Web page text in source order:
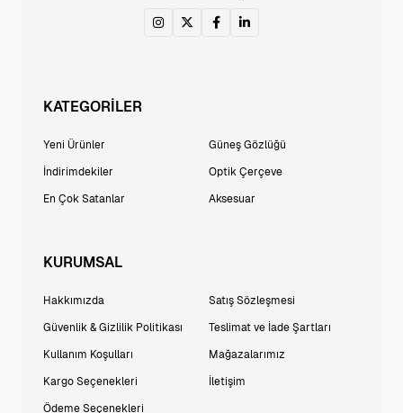
KATEGORİLER
Yeni Ürünler
İndirimdekiler
En Çok Satanlar
Güneş Gözlüğü
Optik Çerçeve
Aksesuar
KURUMSAL
Hakkımızda
Güvenlik & Gizlilik Politikası
Kullanım Koşulları
Kargo Seçenekleri
Ödeme Seçenekleri
Satış Sözleşmesi
Teslimat ve İade Şartları
Mağazalarımız
İletişim